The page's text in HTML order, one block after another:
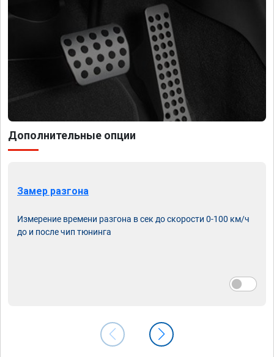
Дополнительные опции
Замер разгона
Измерение времени разгона в сек до скорости 0-100 км/ч
до и после чип тюнинга